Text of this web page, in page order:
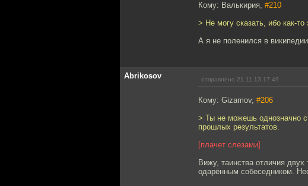
Кому: Валькирия, #210
> Не могу сказать, ибо как-
А я не поленился в
Abrikosov отправлено 21.11.13 17:49
Кому: Gizamov, #206
> Ты не можешь однозначно
прошлых результатов.
[плачет слезами]
Вижу, таинства отличия
одарённым собеседником.